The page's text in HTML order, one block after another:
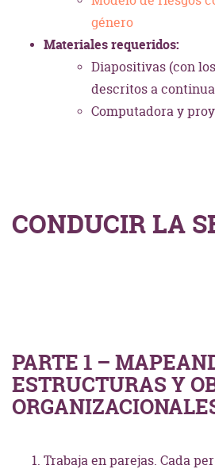
género
Materiales requeridos:
Diapositivas (con
descritos a
Computadora y
CONDUCIR LA
PARTE 1 –
ESTRUCTURAS Y
Trabaja en parejas. Cada